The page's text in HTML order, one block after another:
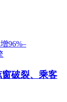
破裂、乘客